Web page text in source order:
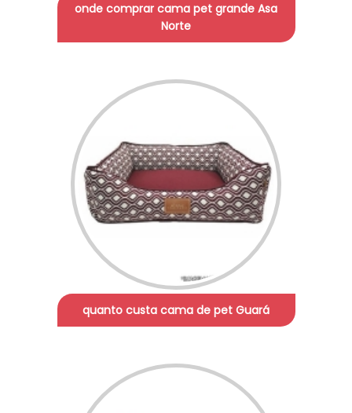
onde comprar cama pet grande Asa
Norte
quanto custa cama de pet Guará